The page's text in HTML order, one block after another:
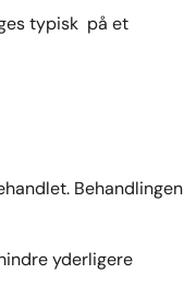
typisk på et
Behandlingen
yderligere